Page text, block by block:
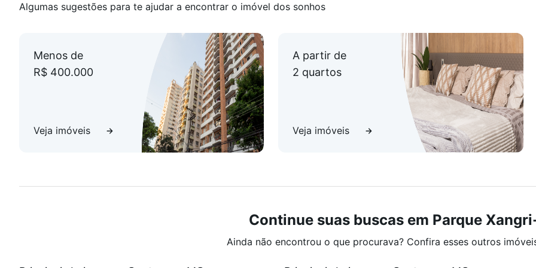
Algumas sugestões para te ajudar a encontrar o imóvel dos sonhos
Menos de
R$ 400.000
Veja imóveis
A partir de
2 quartos
Veja imóveis
Continue suas buscas em Parque
Ainda não encontrou o que procurava? Confira esses outros